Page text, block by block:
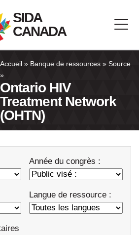
SIDA
CANADA
Accueil » Banque de ressources » Source
»
Ontario HIV
Treatment Network
(OHTN)
Année du congrès :
Langue de ressource :